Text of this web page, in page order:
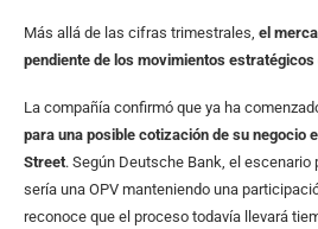
Más allá de las cifras trimestrales, el
pendiente de los movimientos
La compañía confirmó que ya ha
para una posible cotización de su negocio
Street. Según Deutsche Bank, el escenario
sería una OPV manteniendo una
reconoce que el proceso todavía llevará